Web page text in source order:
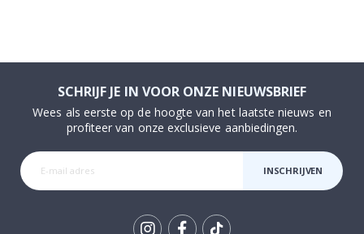
SCHRIJF JE IN VOOR ONZE NIEUWSBRIEF
Wees als eerste op de hoogte van het laatste nieuws en
profiteer van onze exclusieve aanbiedingen.
INSCHRIJVEN